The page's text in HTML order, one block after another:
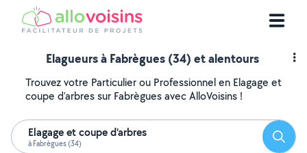
Elagueurs à Fabrègues (34) et alentours
Trouvez votre Particulier ou Professionnel en Elagage et
coupe d'arbres sur Fabrègues avec AlloVoisins !
Elagage et coupe d'arbres
à Fabrègues (34)